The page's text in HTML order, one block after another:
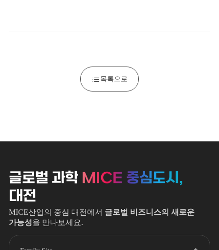
목록으로
글로벌 과학 MICE 중심도시,
대전
MICE산업의 중심 대전에서 글로벌 비즈니스의 새로운
가능성을 만나보세요.